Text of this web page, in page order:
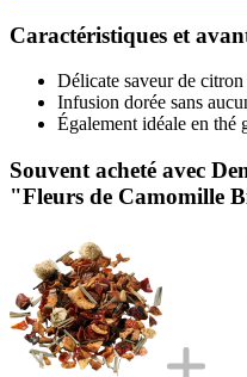
Caractéristiques et
Délicate saveur de
Infusion dorée sans
Également idéale en thé
Souvent acheté avec
"Fleurs de Camomille